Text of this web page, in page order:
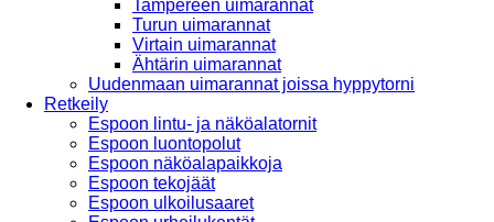
Tampereen uimarannat
Turun uimarannat
Virtain uimarannat
Ähtärin uimarannat
Uudenmaan uimarannat joissa hyppytorni
Retkeily
Espoon lintu- ja näköalatornit
Espoon luontopolut
Espoon näköalapaikkoja
Espoon tekojäät
Espoon ulkoilusaaret